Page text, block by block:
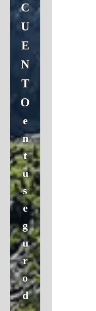
C
U
E
N
T
O
e
n
t
u
s
e
g
u
r
o
d